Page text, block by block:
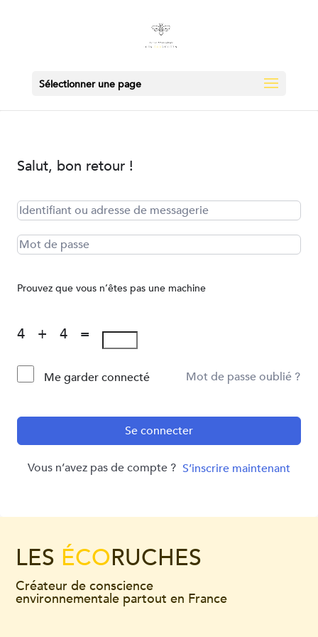
Sélectionner une page
Salut, bon retour !
Prouvez que vous n’êtes pas une machine
4 + 4 =
Me garder connecté Mot de passe oublié ?
Se connecter
Vous n’avez pas de compte ? S’inscrire maintenant
LES ÉCORUCHES
Créateur de conscience
environnementale partout en France